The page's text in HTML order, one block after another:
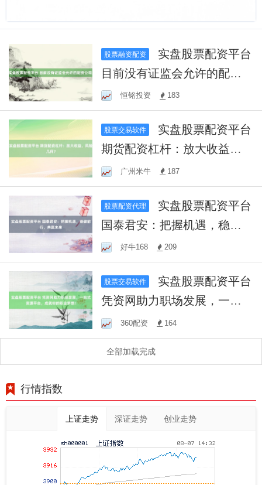
股票融资配资
目前没有证监会允许的配资
公司。恒铭投资 183
股票交易软件
期货配资杠杆：放大收益，
风险几何？
广州米牛 187
股票配资代理
国泰君安：把握机遇，稳健
前行，共赢未来
好牛168 209
股票交易软件
凭资网助力职场发展，一站
式资源平台，成就你的职业
梦想！
360配资 164
全部加载完成
行情指数
上证走势 深证走势 创业走势